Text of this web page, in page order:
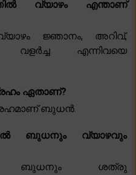
വ്യാഴം എന്താണ്
ജ്ഞാനം, അറിവ്,
എന്നിവയെ
ഗ്രഹം ഏതാണ്?
ബുധൻ.
ബുധനും വ്യാഴവും
ബുധനും ശത്രു